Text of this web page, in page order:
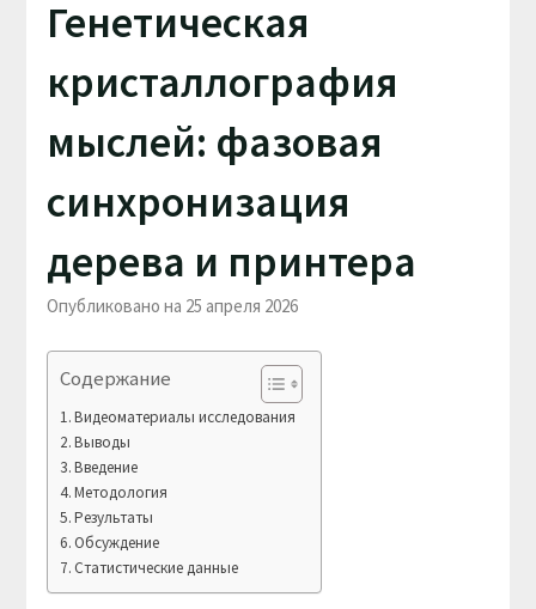
Генетическая
кристаллография
мыслей: фазовая
синхронизация
дерева и принтера
Опубликовано на 25 апреля 2026
Содержание
Видеоматериалы исследования
Выводы
Введение
Методология
Результаты
Обсуждение
Статистические данные